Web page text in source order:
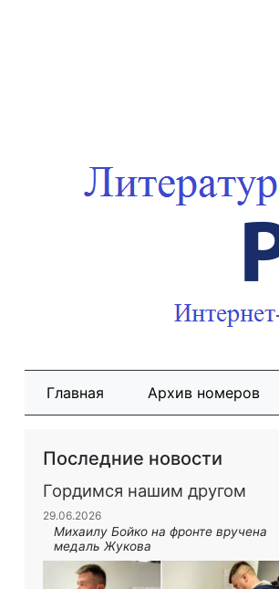
Главная Архив номеров
Последние новости
Гордимся нашим другом
29.06.2026
Михаилу Бойко на фронте вручена
медаль Жукова